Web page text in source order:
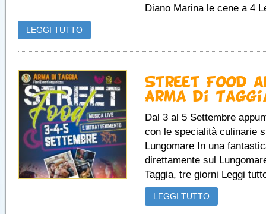
Diano Marina le cene a 4
LEGGI TUTTO
Street Food
Arma di
Dal 3 al 5 Settembre
con le specialità culinarie
Lungomare In una
direttamente sul
Taggia, tre giorni Leggi
LEGGI TUTTO